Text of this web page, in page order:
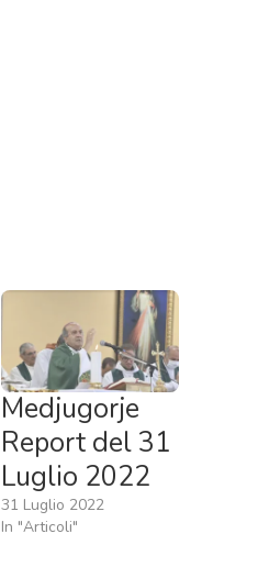
Medjugorje
Report del 31
Luglio 2022
31 Luglio 2022
In "Articoli"